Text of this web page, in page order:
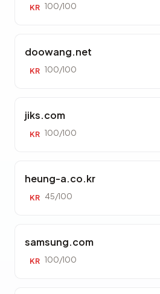
KR 100/100
doowang.net
KR 100/100
jiks.com
KR 100/100
heung-a.co.kr
KR 45/100
samsung.com
KR 100/100